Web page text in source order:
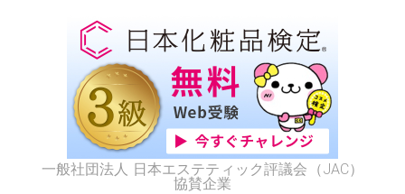
一般社団法人 日本エステティック評議会（JAC）
協賛企業